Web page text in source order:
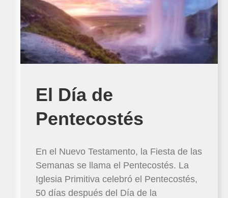
El Día de
Pentecostés
En el Nuevo Testamento, la Fiesta de las
Semanas se llama el Pentecostés. La
Iglesia Primitiva celebró el Pentecostés,
50 días después del Día de la